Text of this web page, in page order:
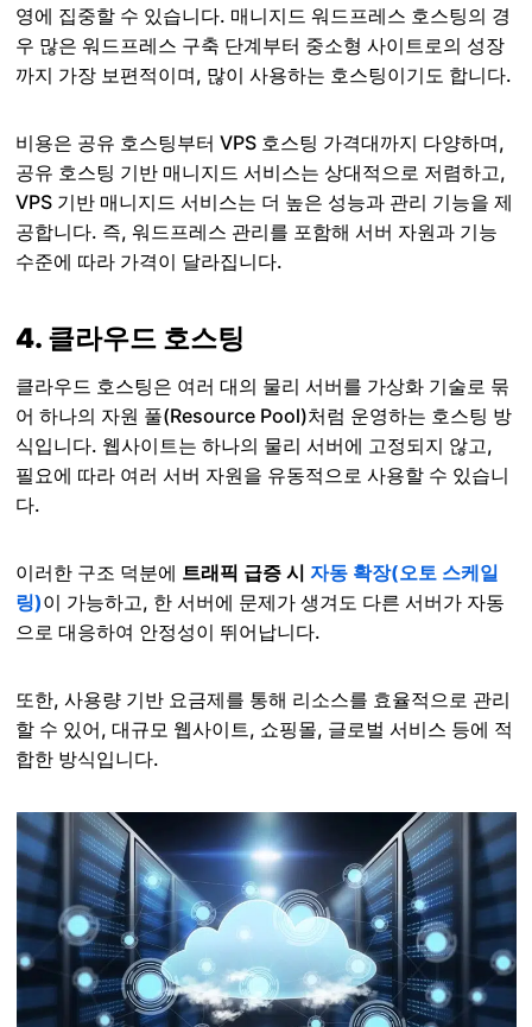
영에 집중할 수 있습니다. 매니지드 워드프레스 호스팅의 경
우 많은 워드프레스 구축 단계부터 중소형 사이트로의 성장
까지 가장 보편적이며, 많이 사용하는 호스팅이기도 합니다.
비용은 공유 호스팅부터 VPS 호스팅 가격대까지 다양하며,
공유 호스팅 기반 매니지드 서비스는 상대적으로 저렴하고,
VPS 기반 매니지드 서비스는 더 높은 성능과 관리 기능을 제
공합니다. 즉, 워드프레스 관리를 포함해 서버 자원과 기능
수준에 따라 가격이 달라집니다.
4. 클라우드 호스팅
클라우드 호스팅은 여러 대의 물리 서버를 가상화 기술로 묶
어 하나의 자원 풀(Resource Pool)처럼 운영하는 호스팅 방
식입니다. 웹사이트는 하나의 물리 서버에 고정되지 않고,
필요에 따라 여러 서버 자원을 유동적으로 사용할 수 있습니
다.
이러한 구조 덕분에 트래픽 급증 시자동 확장(오토 스케일
링)이 가능하고, 한 서버에 문제가 생겨도 다른 서버가 자동
으로 대응하여 안정성이 뛰어납니다.
또한, 사용량 기반 요금제를 통해 리소스를 효율적으로 관리
할 수 있어, 대규모 웹사이트, 쇼핑몰, 글로벌 서비스 등에 적
합한 방식입니다.